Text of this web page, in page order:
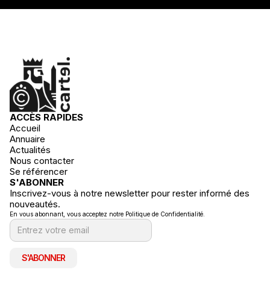
ACCÈS RAPIDES
Accueil
Annuaire
Actualités
Nous contacter
Se référencer
S'ABONNER
Inscrivez-vous à notre newsletter pour rester informé des
nouveautés.
En vous abonnant, vous acceptez notre Politique de Confidentialité.